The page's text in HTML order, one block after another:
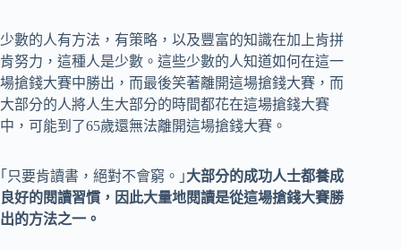
少數的人有方法，有策略，以及豐富的知識在加上肯拼
肯努力，這種人是少數。這些少數的人知道如何在這一
場搶錢大賽中勝出，而最後笑著離開這場搶錢大賽，而
大部分的人將人生大部分的時間都花在這場搶錢大賽
中，可能到了65歲還無法離開這場搶錢大賽。
｢只要肯讀書，絕對不會窮。｣大部分的成功人士都養成
良好的閱讀習慣，因此大量地閱讀是從這場搶錢大賽勝
出的方法之一。